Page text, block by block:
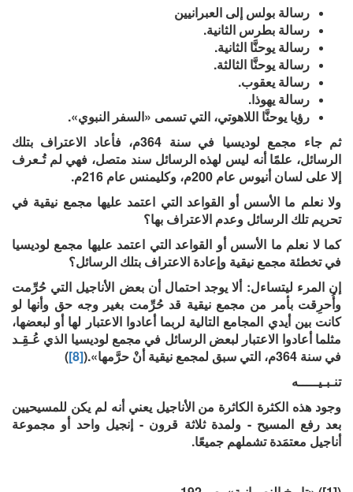
رسالة بولس إلى العبرانيين
رسالة بطرس الثانية.
رسالة يوحنَّا الثانية.
رسالة يوحنَّا الثالثة.
رسالة يعقوب.
رسالة يهوذا.
رؤيا يوحنَّا اللاهوتي، التي تسمى «السفر النبوي».
ثم جاء مجمع لوديسيا في سنة 364م، فأعاد الاعتراف بتلك
الرسائل، علمًا أنه ليس لهذه الرسائل سند متصل، فهي لم تُـعرف
إلا على لسان أنيوس عام 200م، وكليمنس عام 216م.
ولا نعلم ما الأسس أو القواعد التي اعتمد عليها مجمع نيقية في
تحريم تلك الرسائل وعدم الاعتراف بها؟
كما لا نعلم ما الأسس أو القواعد التي اعتمد عليها مجمع لوديسيا
في تخطئة مجمع نيقية وإعادة الاعتراف بتلك الرسائل؟
إن المرء ليتساءل: ألا يوجد احتمال أن بعض الأناجيل التي حُرِّمت
وأُحرِقت بأمر من مجمع نيقية قد حُرِّمت بغير وجه حق وأنها لو
كانت بين أيدي المجامع التالية لربما أعادوا الاعتبار لها أو لبعضها،
مثلما أعادوا الاعتبار لبعض الرسائل في مجمع لوديسيا الذي عُـقِـد
في سنة 364م، التي سبق لمجمع نيقية أنْ حرَّمها».(
[8]
)
تنـبـيـــــه
وجود هذه الكثرة الكاثرة من الأناجيل يعني أنه لم يكن للمسيحيين
بعد رفع المسيح - ولمدة ثلاثة قرون - إنجيل واحد أو مجموعة
أناجيل معتمَدة تشملهم جميعًا.